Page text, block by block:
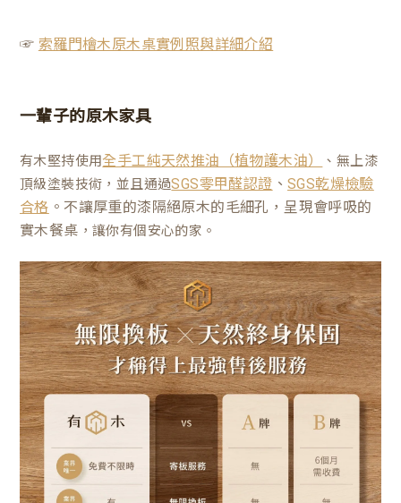
☞ 索羅門檜木原木桌實例照與詳細介紹
一輩子的原木家具
有木堅持使用全手工純天然推油（植物護木油）
、無上漆
頂級塗裝技術，並且通過SGS零甲醛認證 、SGS乾燥檢驗
合格 。不讓厚重的漆隔絕原木的毛細孔，呈現會呼吸的
實木餐桌 ，讓你有個安心的家。